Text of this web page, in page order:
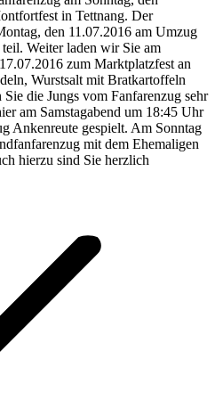
in Tettnang. Der
den 11.07.2016 am Umzug
Weiter laden wir Sie am
zum Marktplatzfest an
Wurstsalt mit Bratkartoffeln
die Jungs vom Fanfarenzug sehr
am Samstagabend um 18:45 Uhr
Ankenreute gespielt. Am Sonntag
mit dem Ehemaligen
hierzu sind Sie herzlich